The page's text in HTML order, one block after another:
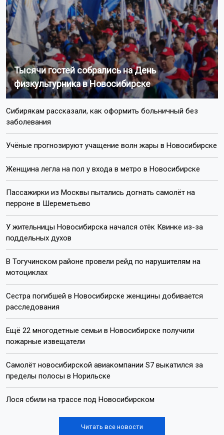
Тысячи гостей собрались на День
физкультурника в Новосибирске
Сибирякам рассказали, как оформить больничный без
заболевания
Учёные прогнозируют учащение волн жары в Новосибирске
Женщина легла на пол у входа в метро в Новосибирске
Пассажирки из Москвы пытались догнать самолёт на
перроне в Шереметьево
У жительницы Новосибирска начался отёк Квинке из-за
поддельных духов
В Тогучинском районе провели рейд по нарушителям на
мотоциклах
Сестра погибшей в Новосибирске женщины добивается
расследования
Ещё 22 многодетные семьи в Новосибирске получили
пожарные извещатели
Самолёт новосибирской авиакомпании S7 выкатился за
пределы полосы в Норильске
Лося сбили на трассе под Новосибирском
Читать все новости